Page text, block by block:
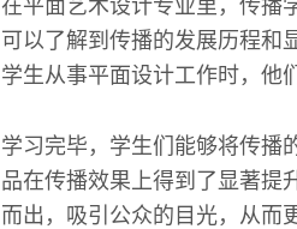
在平面艺术设计专业里，传播
可以了解到传播的发展历程和
学生从事平面设计工作时，他
学习完毕，学生们能够将传播
品在传播效果上得到了显著提
而出，吸引公众的目光，从而